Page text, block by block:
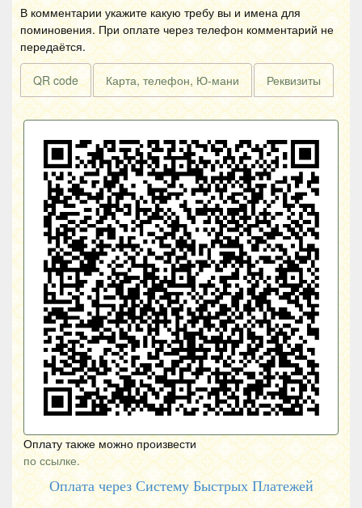
В комментарии укажите какую требу вы и имена для
поминовения. При оплате через телефон комментарий не
передаётся.
QR code Карта, телефон, Ю-мани Реквизиты
Оплату также можно произвести
по ссылке.
Оплата через Систему Быстрых Платежей